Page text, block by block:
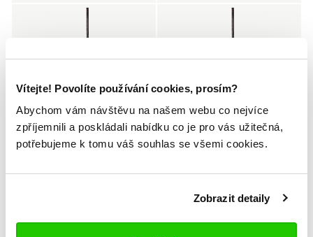
Vítejte! Povolíte používání cookies, prosím?
Abychom vám návštěvu na našem webu co nejvíce
zpříjemnili a poskládali nabídku co je pro vás užitečná,
potřebujeme k tomu váš souhlas se všemi cookies.
Zobrazit detaily
Sleva 34 % Sleva 34 %
INTERMEDIATE
3 799 Kč